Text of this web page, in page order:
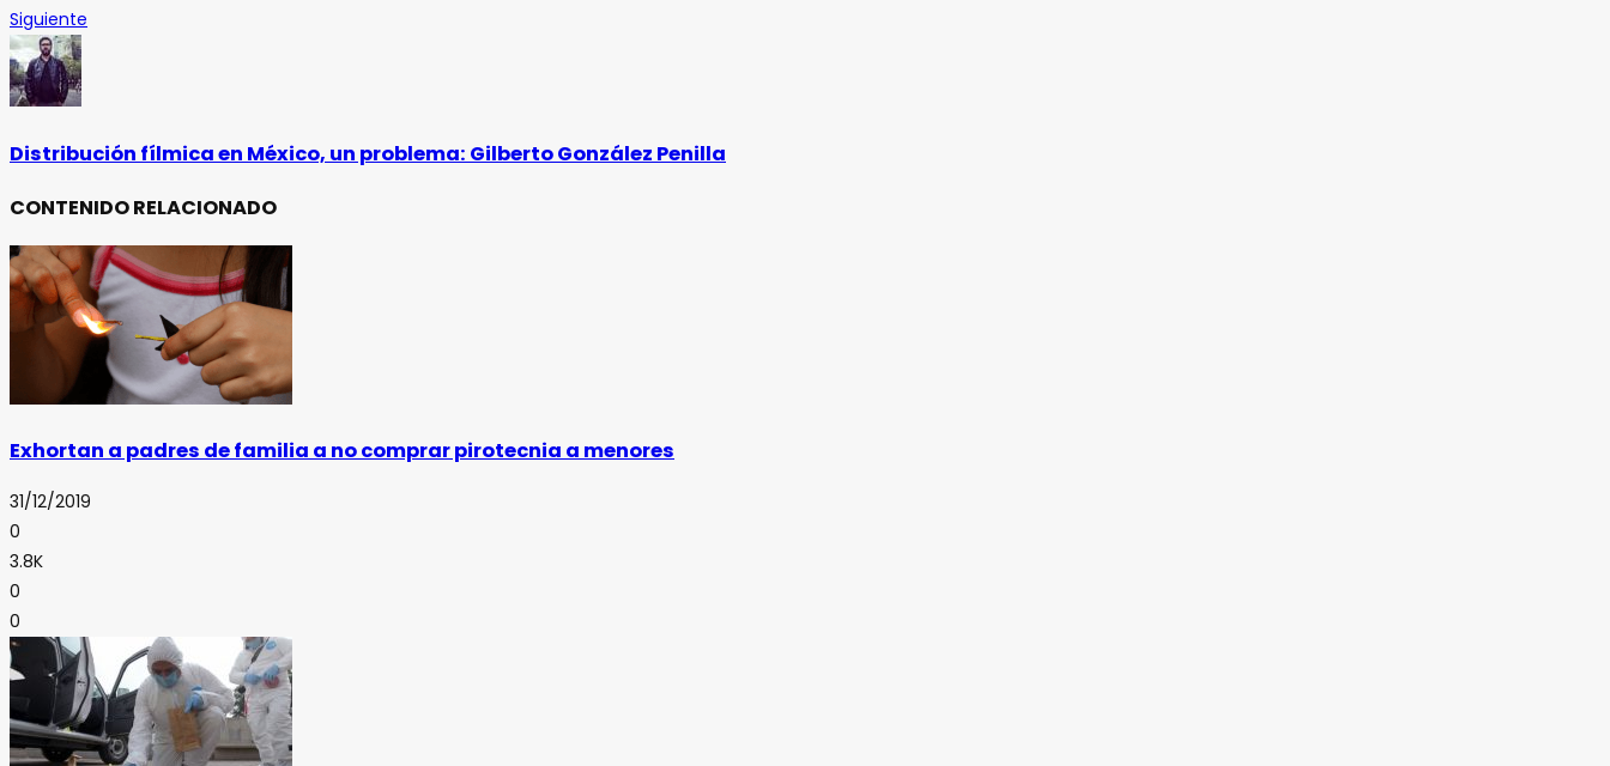
Siguiente
Distribución fílmica en México, un problema: Gilberto González Penilla
CONTENIDO RELACIONADO
Exhortan a padres de familia a no comprar pirotecnia a menores
31/12/2019
0
3.8K
0
0